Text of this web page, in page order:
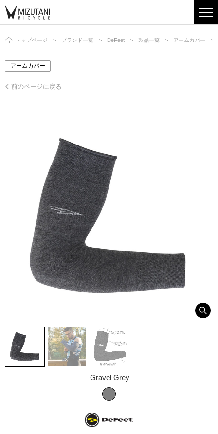
トップページ ブランド一覧 DeFeet 製品一覧 アームカバー
アームカバー
前のページに戻る
Gravel Grey